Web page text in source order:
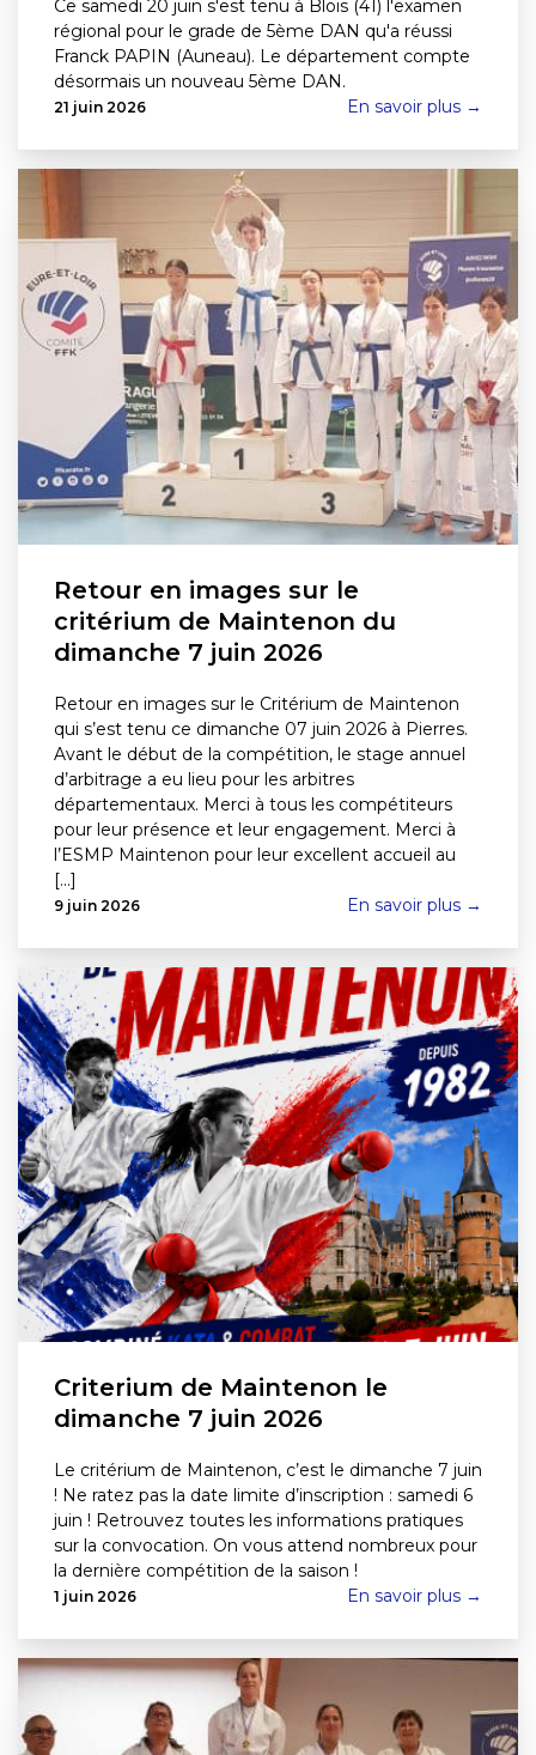
Ce samedi 20 juin s'est tenu à Blois (41) l'examen
régional pour le grade de 5ème DAN qu'a réussi
Franck PAPIN (Auneau). Le département compte
désormais un nouveau 5ème DAN.
21 juin 2026 En savoir plus →
Retour en images sur le
critérium de Maintenon du
dimanche 7 juin 2026
Retour en images sur le Critérium de Maintenon
qui s’est tenu ce dimanche 07 juin 2026 à Pierres.
Avant le début de la compétition, le stage annuel
d’arbitrage a eu lieu pour les arbitres
départementaux. Merci à tous les compétiteurs
pour leur présence et leur engagement. Merci à
l’ESMP Maintenon pour leur excellent accueil au
[...]
9 juin 2026 En savoir plus →
Criterium de Maintenon le
dimanche 7 juin 2026
Le critérium de Maintenon, c’est le dimanche 7 juin
! Ne ratez pas la date limite d’inscription : samedi 6
juin ! Retrouvez toutes les informations pratiques
sur la convocation. On vous attend nombreux pour
la dernière compétition de la saison !
1 juin 2026 En savoir plus →